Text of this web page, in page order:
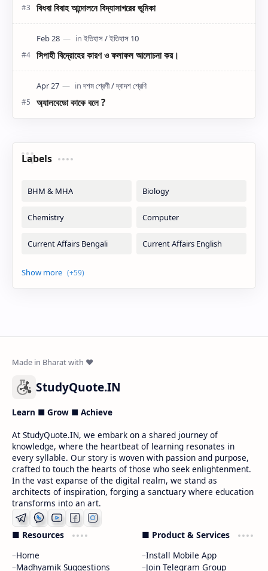
বিধবা বিবাহ আন্দোলনে বিদ্যাসাগরের ভূমিকা
সিপাহী বিদ্রোহের কারণ ও ফলাফল আলোচনা কর।
অ্যালবেডো কাকে বলে ?
Labels
StudyQuote.IN
Learn ■ Grow ■ Achieve
At StudyQuote.IN, we embark on a shared journey of
knowledge, where the heartbeat of learning resonates in
every syllable. Our story is woven with passion and purpose,
crafted to touch the hearts of those who seek enlightenment.
In the vast expanse of the digital realm, we stand as
architects of inspiration, forging a sanctuary where education
transforms into an art.
■ Resources
Home
Madhyamik Suggestions
■ Product & Services
Install Mobile App
Join Telegram Group